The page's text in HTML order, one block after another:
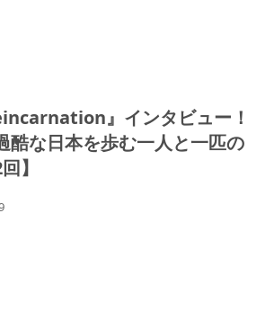
』インタビュー！
酷な日本を歩む一人と一匹の
】